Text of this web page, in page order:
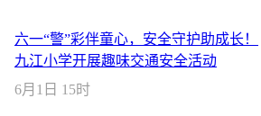
六一“警”彩伴童心，安全守护助成长！
九江小学开展趣味交通安全活动
6月1日 15时